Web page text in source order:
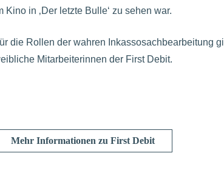
Kino in ‚Der letzte Bulle‘ zu sehen war.
die Rollen der wahren Inkassosachbearbeitung
Mitarbeiterinnen der First Debit.
Mehr Informationen zu First Debit